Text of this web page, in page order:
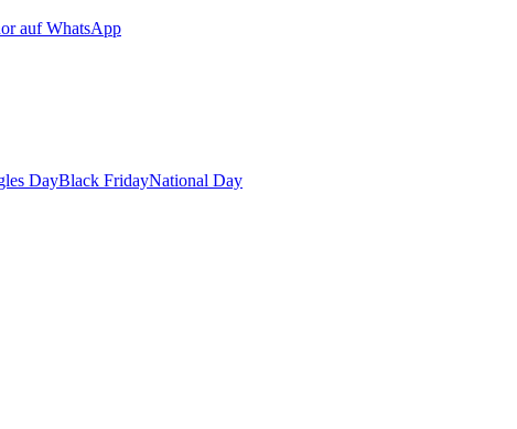
auf WhatsApp
DayBlack FridayNational Day